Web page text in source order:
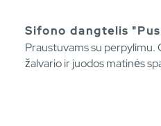
Sifono dangtelis
Praustuvams su
žalvario ir juodos matinės